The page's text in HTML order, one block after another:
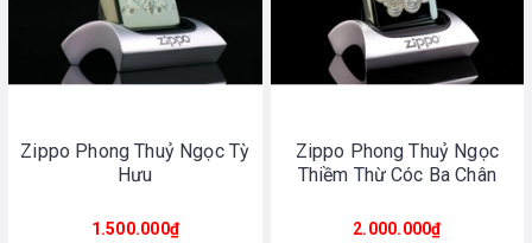
Zippo Phong Thuỷ Ngọc Tỳ
Hưu
1.500.000₫
Zippo Phong Thuỷ Ngọc
Thiềm Thừ Cóc Ba Chân
2.000.000₫